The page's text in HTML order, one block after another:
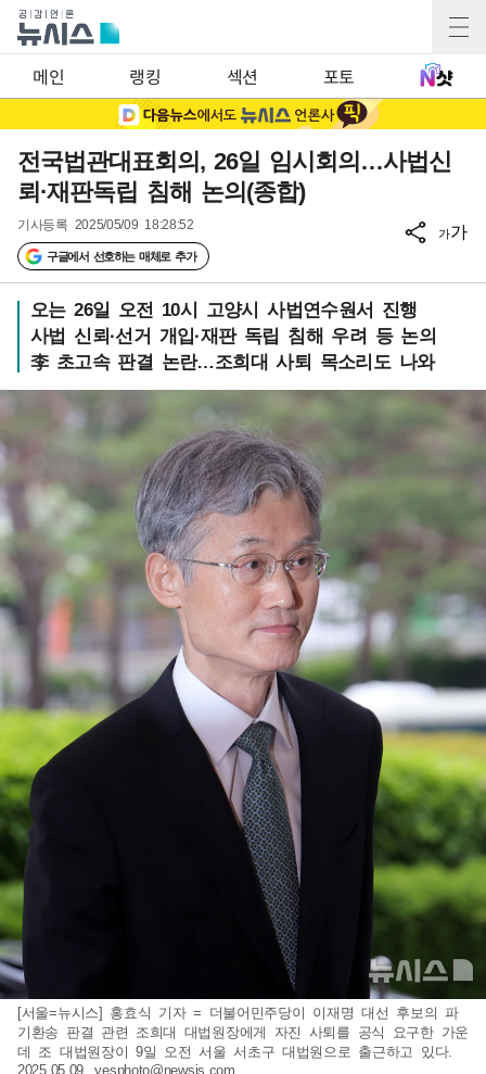
메인 랭킹 섹션 포토
전국법관대표회의, 26일 임시회의…사법신
뢰·재판독립 침해 논의(종합)
기사등록 2025/05/09 18:28:52
구글에서 선호하는 매체로 추가
가가
오는 26일 오전 10시 고양시 사법연수원서 진행
사법 신뢰·선거 개입·재판 독립 침해 우려 등 논의
李 초고속 판결 논란…조희대 사퇴 목소리도 나와
[서울=뉴시스] 홍효식 기자 = 더불어민주당이 이재명 대선 후보의 파
기환송 판결 관련 조희대 대법원장에게 자진 사퇴를 공식 요구한 가운
데 조 대법원장이 9일 오전 서울 서초구 대법원으로 출근하고 있다.
2025.05.09.yesphoto@newsis.com